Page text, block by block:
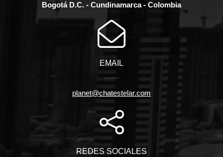
Bogotá D.C. - Cundinamarca - Colombia
EMAIL
planet@chatestelar.com
REDES SOCIALES